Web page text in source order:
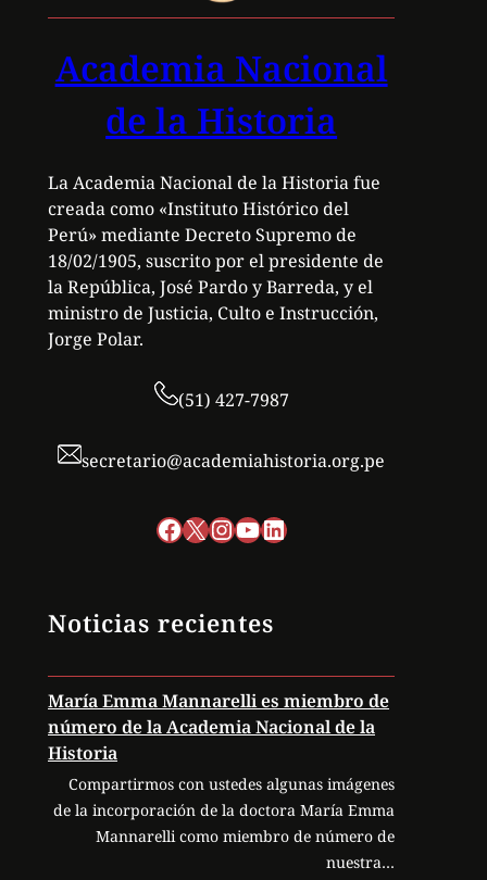
Academia Nacional
de la Historia
La Academia Nacional de la Historia fue
creada como «Instituto Histórico del
Perú» mediante Decreto Supremo de
18/02/1905, suscrito por el presidente de
la República, José Pardo y Barreda, y el
ministro de Justicia, Culto e Instrucción,
Jorge Polar.
(51) 427-7987
secretario@academiahistoria.org.pe
Facebook
X Instagram
YouTube
LinkedIn
Noticias recientes
María Emma Mannarelli es miembro de
número de la Academia Nacional de la
Historia
Compartirmos con ustedes algunas imágenes
de la incorporación de la doctora María Emma
Mannarelli como miembro de número de
nuestra…